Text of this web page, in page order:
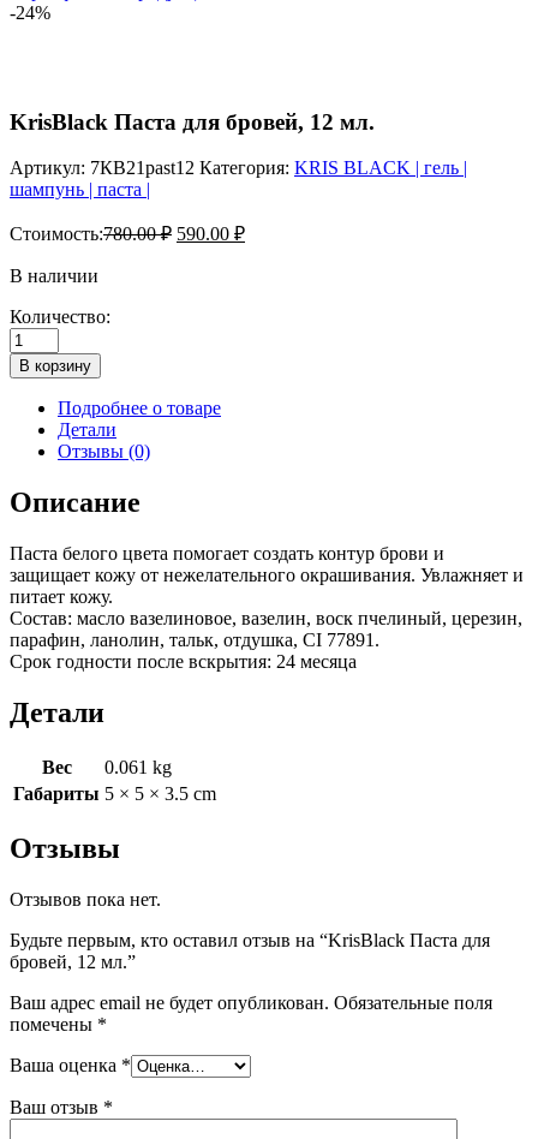
-24%
KrisBlack Паста для бровей, 12 мл.
Артикул: 7КВ21past12 Категория: KRIS BLACK | гель |
шампунь | паста |
Стоимость:780.00₽ 590.00 ₽
В наличии
Количество:
Количество
товара
KrisBlack
Паста
бровей,
мл.
В корзину
Подробнее о товаре
Детали
Отзывы (0)
Описание
Паста белого цвета помогает создать контур брови и
защищает кожу от нежелательного окрашивания. Увлажняет и
питает кожу.
Состав: масло вазелиновое, вазелин, воск пчелиный, церезин,
парафин, ланолин, тальк, отдушка, CI 77891.
Срок годности после вскрытия: 24 месяца
Детали
Вес
0.061 kg
Габариты 5 × 5 × 3.5 cm
Отзывы
Отзывов пока нет.
Будьте первым, кто оставил отзыв на “KrisBlack Паста для
бровей, 12 мл.”
Ваш адрес email не будет опубликован. Обязательные поля
помечены *
Ваша оценка *
Ваш отзыв *